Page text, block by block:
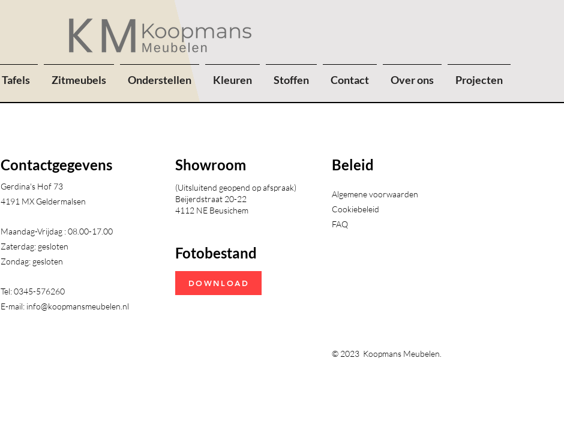
Tafels Zitmeubels Onderstellen Kleuren Stoffen Contact Over ons Projecten
Contactgegevens
Gerdina's Hof 73
4191 MX Geldermalsen​
Maandag-Vrijdag : 08.00-17.00
Zaterdag: gesloten
Zondag: gesloten
Tel: 0345-576260
E-mail: info@koopmansmeubelen.nl
Showroom
(Uitsluitend geopend op afspraak)
Beijerdstraat 20-22
4112 NE Beusichem
Fotobestand
DOWNLOAD
Beleid
Algemene voorwaarden
Cookiebeleid
FAQ
© 2023 Koopmans Meubelen.